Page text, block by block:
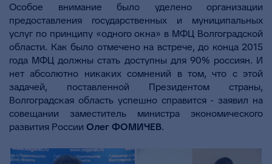
Особое внимание было уделено организации
предоставления государственных и муниципальных
услуг по принципу «одного окна» в МФЦ Волгоградской
области. Как было отмечено на встрече, до конца 2015
года МФЦ должны стать доступны для 90% россиян. И
нет абсолютно никаких сомнений в том, что с этой
задачей, поставленной Президентом страны,
Волгоградская область успешно справится - заявил на
совещании заместитель министра экономического
развития России Олег ФОМИЧЕВ.